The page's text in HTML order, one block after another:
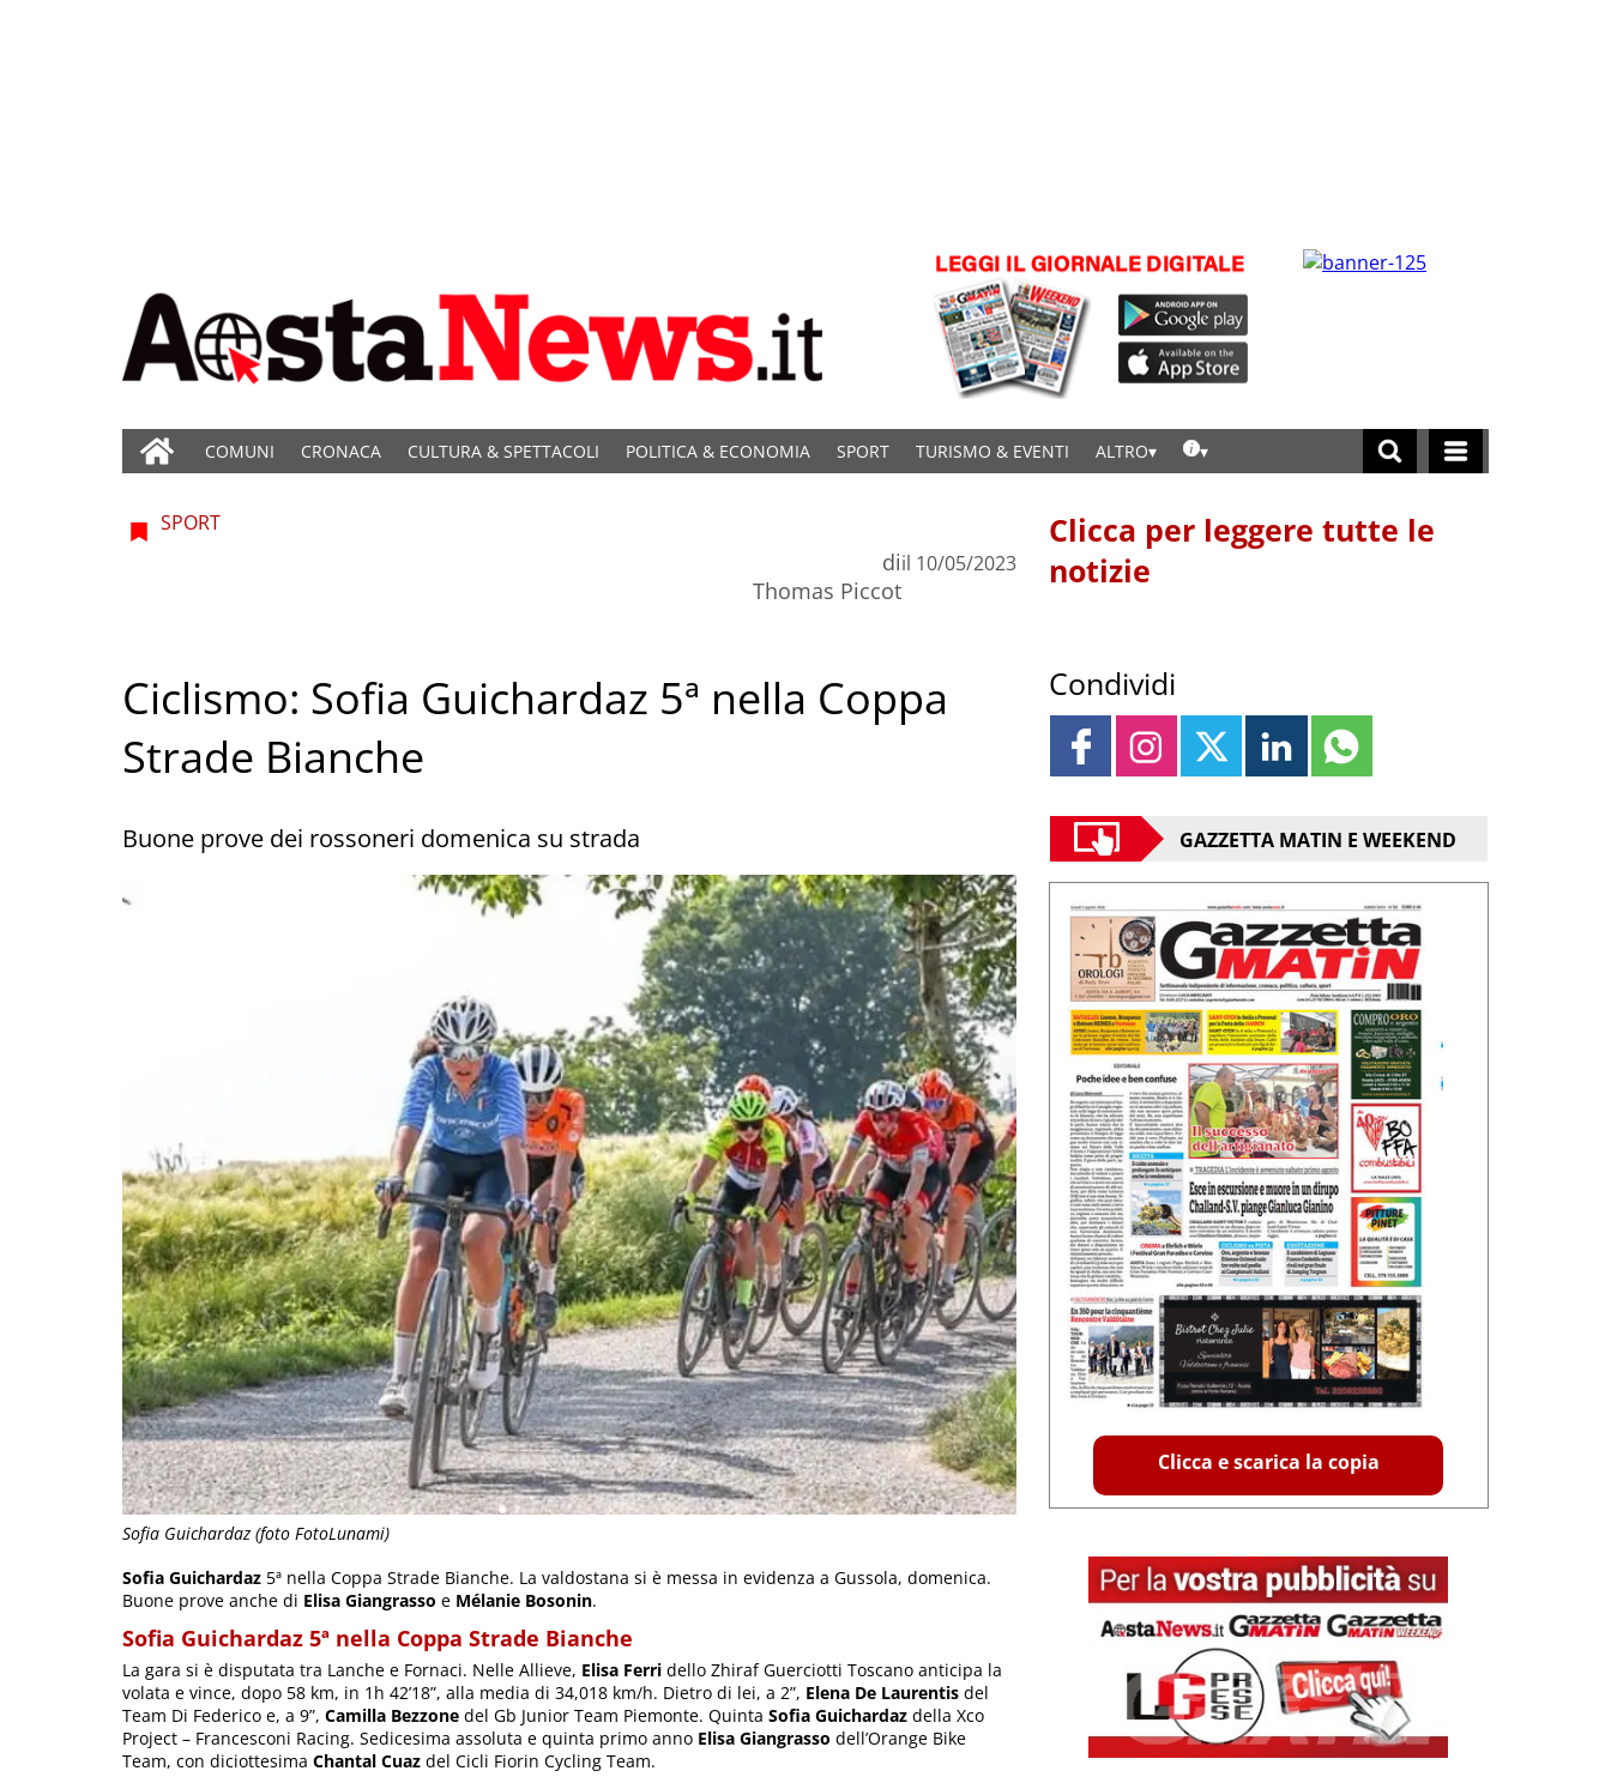
COMUNI CRONACA CULTURA & SPETTACOLI POLITICA & ECONOMIA SPORT TURISMO & EVENTI ALTRO
Sofia Guichardaz (foto FotoLunami)
SPORT
di
Thomas Piccot
il 10/05/2023
Ciclismo: Sofia Guichardaz 5ª nella Coppa
Strade Bianche
Buone prove dei rossoneri domenica su strada
Sofia Guichardaz 5ª nella Coppa Strade Bianche. La valdostana si è messa in evidenza a Gussola, domenica.
Buone prove anche di Elisa Giangrasso e Mélanie Bosonin.
Sofia Guichardaz 5ª nella Coppa Strade Bianche
La gara si è disputata tra Lanche e Fornaci. Nelle Allieve, Elisa Ferri dello Zhiraf Guerciotti Toscano anticipa la
volata e vince, dopo 58 km, in 1h 42’18”, alla media di 34,018 km/h. Dietro di lei, a 2”, Elena De Laurentis del
Team Di Federico e, a 9”, Camilla Bezzone del Gb Junior Team Piemonte. Quinta Sofia Guichardaz della Xco
Project – Francesconi Racing. Sedicesima assoluta e quinta primo anno Elisa Giangrasso dell’Orange Bike
Team, con diciottesima Chantal Cuaz del Cicli Fiorin Cycling Team.
Clicca per leggere tutte le
notizie
Condividi
GAZZETTA MATIN E WEEKEND
Clicca e scarica la copia